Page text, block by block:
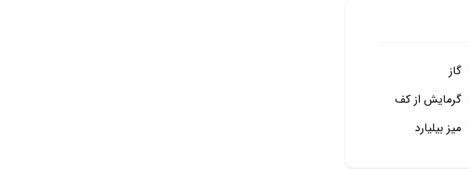
گاز
گرمایش از کف
میز بیلیارد